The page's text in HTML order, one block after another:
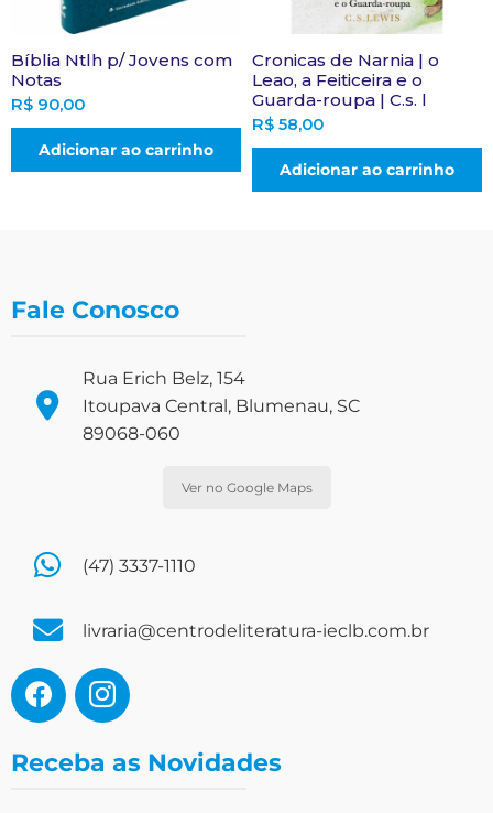
Bíblia Ntlh p/ Jovens com
Notas
R$ 90,00
Adicionar ao carrinho
Cronicas de Narnia | o
Leao, a Feiticeira e o
Guarda-roupa | C.s. l
R$ 58,00
Adicionar ao carrinho
Fale Conosco
Rua Erich Belz, 154
Itoupava Central, Blumenau, SC
89068-060
Ver no Google Maps
(47) 3337-1110
livraria@centrodeliteratura-ieclb.com.br
Receba as Novidades